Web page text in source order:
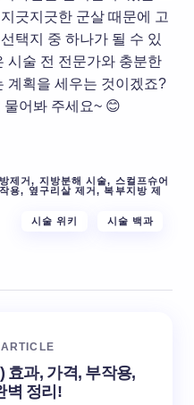
긋지긋한 군살 때문에 고
택지 중 하나가 될 수 있
시술 전 전문가와 충분한
계획을 세우는 것이겠죠?
어봐 주세요~ 😊
제거, 지방분해 시술, 스컬프슈어
용, 옆구리살 제거, 복부지방 제
시술 위키 시술 백과
효과, 가격, 부작용,
벽 정리!